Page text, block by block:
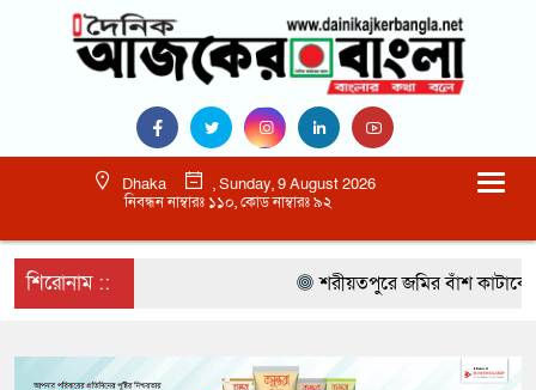
Dhaka
, Sunday, 9 August 2026
নিবন্ধন নাম্বারঃ ১১০, কোড নাম্বারঃ ৯২
শিরোনাম :: শরীয়তপুরে জমির বাঁশ কাটাকে